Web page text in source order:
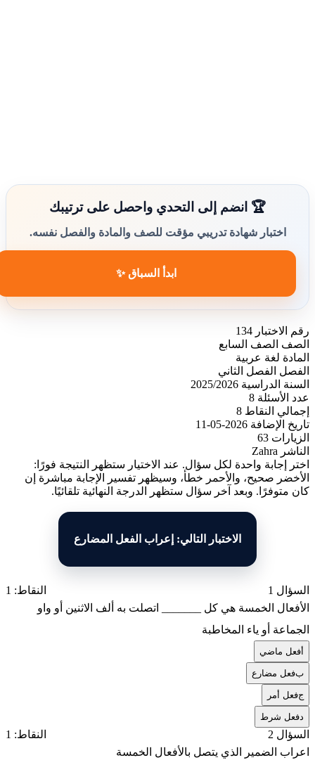
🏆 انضم إلى التحدي واحصل على ترتيبك
اختبار شهادة تدريبي مؤقت للصف والمادة والفصل نفسه.
ابدأ السباق ✨
رقم الاختبار 134
الصف
الصف السابع
المادة لغة عربية
الفصل
الفصل الثاني
السنة الدراسية 2025/2026
عدد الأسئلة 8
إجمالي النقاط 8
تاريخ الإضافة 2026-05-11
الزيارات 63
الناشر Zahra
اختر إجابة واحدة لكل سؤال. عند الاختيار ستظهر النتيجة فورًا:
الأخضر صحيح، والأحمر خطأ، وسيظهر تفسير الإجابة مباشرة إن
كان متوفرًا. وبعد آخر سؤال ستظهر الدرجة النهائية تلقائيًا.
الاختبار التالي: إعراب الفعل المضارع
السؤال 1
النقاط: 1
الأفعال الخمسة هي كل _______ اتصلت به ألف الاثنين أو واو
الجماعة أو ياء المخاطبة
فعل ماضي
بفعل مضارع
جفعل أمر
فعل شرط
السؤال 2
النقاط: 1
اعراب الضمير الذي يتصل بالأفعال الخمسة